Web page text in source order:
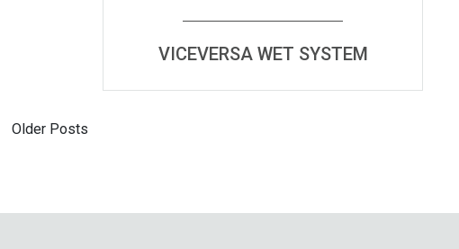
VICEVERSA WET SYSTEM
Навигация
Older Posts